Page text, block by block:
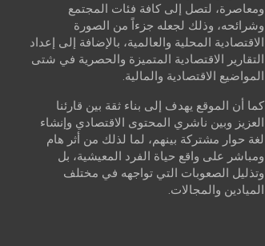
ومعاصرة، لتصل إلى كافة فئات المجتمع
وشرائحه، وذلك لجعله جزءاً من الصورة
الاقتصادية المحلية والعالمية، بالإضافة إلى إعداد
التقارير الاقتصادية المتميزة والحصرية في شتى
المواضيع الاقتصادية والمالية.
كما أن الموقع يهدف إلى بناء ثقة بين قارئنا
العزيز وبين ناشري المحتوى الاقتصادي وإنشاء
لغة حوار مشتركة بينهم، لما لذلك من أثر هام
ومباشر على واقع حياة الفرد المعيشية، بل
وتذليل الصعوبات التي تواجهه في مختلف
الميادين والمجالات.